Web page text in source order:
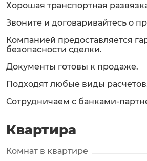
Хорошая транспортная
Звоните и договаривайтесь о
Компанией предоставляется
безопасности сделки.
Документы готовы к продаже.
Подходят любые виды
Сотрудничаем с банками-
Квартира
Комнат в квартире